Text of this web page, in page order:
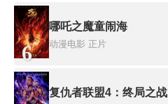
6
哪吒之魔童闹海
动漫电影 正片
复仇者联盟4：终局之战